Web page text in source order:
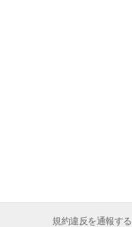
規約違反を通報する